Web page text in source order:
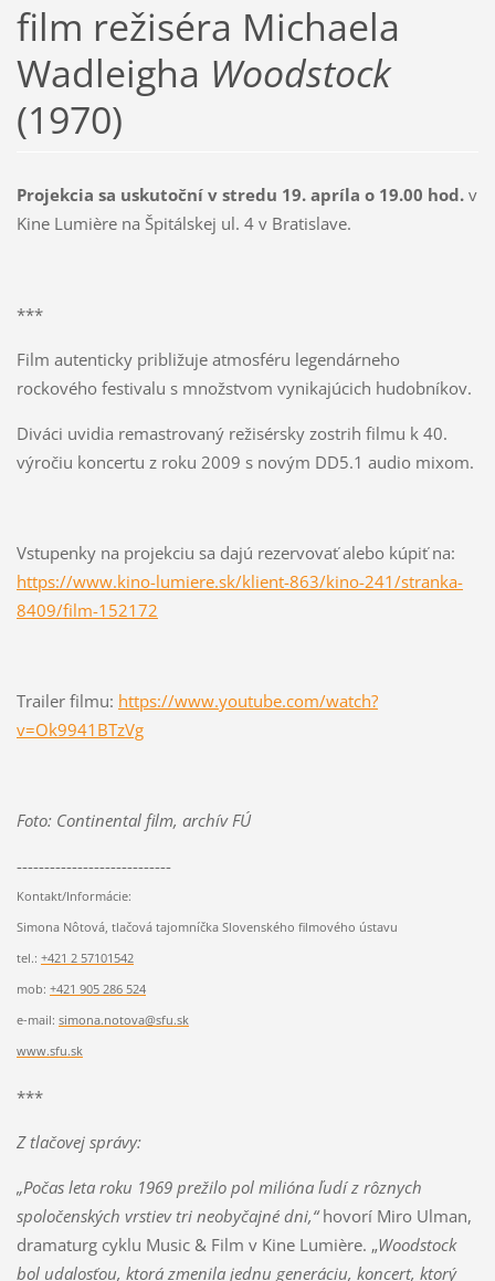
film režiséra Michaela
Wadleigha Woodstock
(1970)
Projekcia sa uskutoční v stredu 19. apríla o 19.00 hod. v
Kine Lumière na Špitálskej ul. 4 v Bratislave.
***
Film autenticky približuje atmosféru legendárneho
rockového festivalu s množstvom vynikajúcich hudobníkov.
Diváci uvidia remastrovaný režisérsky zostrih filmu k 40.
výročiu koncertu z roku 2009 s novým DD5.1 audio mixom.
Vstupenky na projekciu sa dajú rezervovať alebo kúpiť na:
https://www.kino-lumiere.sk/klient-863/kino-241/stranka-
8409/film-152172
Trailer filmu: https://www.youtube.com/watch?
v=Ok9941BTzVg
Foto: Continental film, archív FÚ
----------------------------
Kontakt/Informácie:
Simona Nôtová, tlačová tajomníčka Slovenského filmového ústavu
tel.: +421 2 57101542
mob: +421 905 286 524
e-mail: simona.notova@sfu.sk
www.sfu.sk
***
Z tlačovej správy:
„Počas leta roku 1969 prežilo pol milióna ľudí z rôznych
spoločenských vrstiev tri neobyčajné dni,“hovorí Miro Ulman,
dramaturg cyklu Music & Film v Kine Lumière. „Woodstock
bol udalosťou, ktorá zmenila jednu generáciu, koncert, ktorý